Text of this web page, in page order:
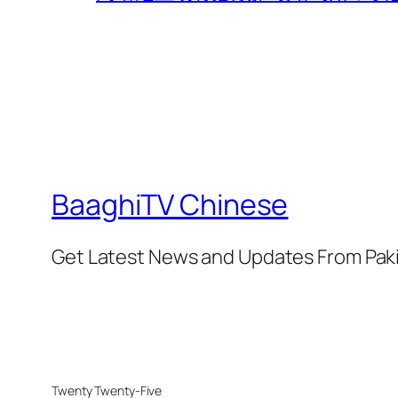
BaaghiTV Chinese
Get Latest News and Updates From
Twenty Twenty-Five